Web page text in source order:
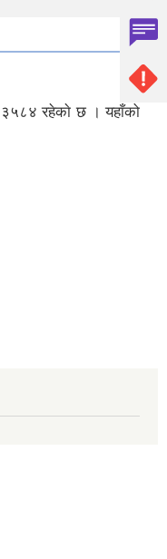
३५८४ रहेकाे छ । यहाँको